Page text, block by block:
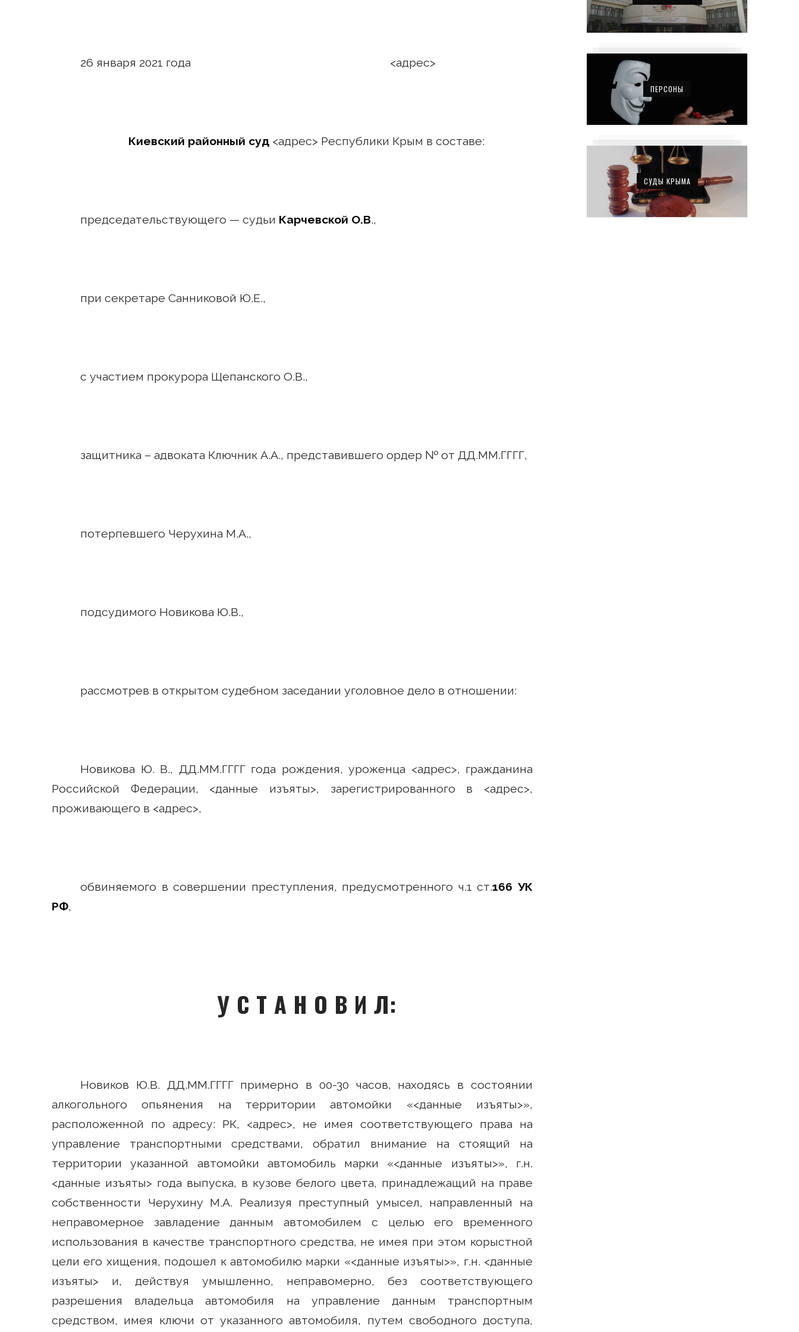
26 января 2021 года <адрес>
Киевский районный суд <адрес> Республики Крым в составе:
председательствующего — судьи Карчевской О.В.,
при секретаре Санниковой Ю.Е.,
с участием прокурора Щепанского О.В.,
защитника – адвоката Ключник А.А., представившего ордер № от ДД.ММ.ГГГГ,
потерпевшего Черухина М.А.,
подсудимого Новикова Ю.В.,
рассмотрев в открытом судебном заседании уголовное дело в отношении:
Новикова Ю. В., ДД.ММ.ГГГГ года рождения, уроженца <адрес>, гражданина
Российской Федерации, <данные изъяты>, зарегистрированного в <адрес>,
проживающего в <адрес>,
обвиняемого в совершении преступления, предусмотренного ч.1 ст.166 УК
РФ,
У С Т А Н О В И Л:
Новиков Ю.В. ДД.ММ.ГГГГ примерно в 00-30 часов, находясь в состоянии
алкогольного опьянения на территории автомойки «<данные изъяты>»,
расположенной по адресу: РК, <адрес>, не имея соответствующего права на
управление транспортными средствами, обратил внимание на стоящий на
территории указанной автомойки автомобиль марки «<данные изъяты>», г.н.
<данные изъяты> года выпуска, в кузове белого цвета, принадлежащий на праве
собственности Черухину М.А. Реализуя преступный умысел, направленный на
неправомерное завладение данным автомобилем с целью его временного
использования в качестве транспортного средства, не имея при этом корыстной
цели его хищения, подошел к автомобилю марки «<данные изъяты>», г.н. <данные
изъяты> и, действуя умышленно, неправомерно, без соответствующего
разрешения владельца автомобиля на управление данным транспортным
средством, имея ключи от указанного автомобиля, путем свободного доступа,
ПЕРСОНЫ
СУДЫ КРЫМА